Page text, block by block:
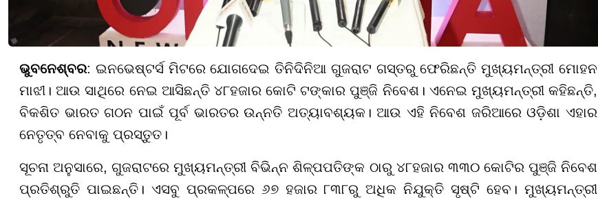
ଭୁବନେଶ୍ବର: ଇନଭେଷ୍ଟର୍ସ ମିଟରେ ଯୋଗଦେଇ ତିନିଦିନିଆ ଗୁଜରାଟ ଗସ୍ତରୁ ଫେରିଛନ୍ତି ମୁଖ୍ୟମନ୍ତ୍ରୀ ମୋହନ
ମାଝୀ। ଆଉ ସାଥିରେ ନେଇ ଆସିଛନ୍ତି ୪୮ହଜାର କୋଟି ଟଙ୍କାର ପୁଞ୍ଜି ନିବେଶ। ଏନେଇ ମୁଖ୍ୟମନ୍ତ୍ରୀ କହିଛନ୍ତି,
ବିକଶିତ ଭାରତ ଗଠନ ପାଇଁ ପୂର୍ବ ଭାରତର ଉନ୍ନତି ଅତ୍ୟାବଶ୍ୟକ। ଆଉ ଏହି ନିବେଶ ଜରିଆରେ ଓଡ଼ିଶା ଏହାର
ନେତୃତ୍ବ ନେବାକୁ ପ୍ରସ୍ତୁତ।
ସୂଚନା ଅନୁସାରେ, ଗୁଜରାଟରେ ମୁଖ୍ୟମନ୍ତ୍ରୀ ବିଭିନ୍ନ ଶିଳ୍ପପତିଙ୍କ ଠାରୁ ୪୮ହଜାର ୩୩୦ କୋଟିର ପୁଞ୍ଜି ନିବେଶ
ପ୍ରତିଶ୍ରୁତି ପାଇଛନ୍ତି। ଏସବୁ ପ୍ରକଳ୍ପରେ ୬୭ ହଜାର ୮୩୮ରୁ ଅଧିକ ନିଯୁକ୍ତି ସୃଷ୍ଟି ହେବ। ମୁଖ୍ୟମନ୍ତ୍ରୀ